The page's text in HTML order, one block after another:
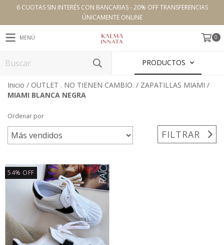
6 CUOTAS SIN INTERÉS CON BANCARIAS - 20% OFF TRANSFERENCIAS
ÚNICAMENTE ONLINE
MENÚ 0
PRODUCTOS
Inicio / OUTLET . NO TIENEN CAMBIO. / ZAPATILLAS MIAMI /
MIAMI BLANCA NEGRA
Ordenar por
FILTRAR
54% OFF